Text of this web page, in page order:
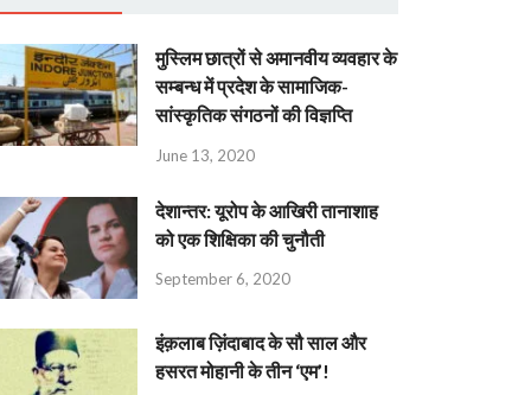
मुस्लिम छात्रों से अमानवीय व्यवहार के
सम्बन्ध में प्रदेश के सामाजिक-
सांस्कृतिक संगठनों की विज्ञप्ति
June 13, 2020
देशान्‍तर: यूरोप के आखिरी तानाशाह
को एक शिक्षिका की चुनौती
September 6, 2020
इंक़लाब ज़िंदाबाद के सौ साल और
हसरत मोहानी के तीन ‘एम’!